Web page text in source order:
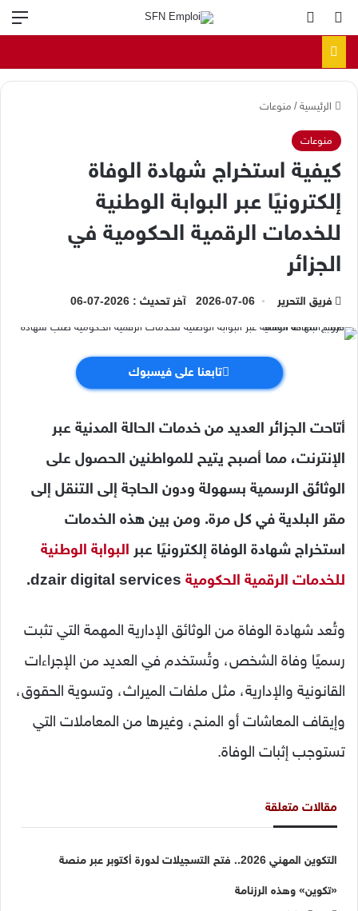
بحث عن
الرئيسية/ منوعات
منوعات
كيفية استخراج شهادة الوفاة
إلكترونيًا عبر البوابة الوطنية
للخدمات الرقمية الحكومية في
الجزائر
فريق التحرير 2026-07-06 آخر تحديث : 2026-07-06
تابعنا على فيسبوك
أتاحت الجزائر العديد من خدمات الحالة المدنية عبر
الإنترنت، مما أصبح يتيح للمواطنين الحصول على
الوثائق الرسمية بسهولة ودون الحاجة إلى التنقل إلى
مقر البلدية في كل مرة. ومن بين هذه الخدمات
استخراج شهادة الوفاة إلكترونيًا عبر البوابة الوطنية
للخدمات الرقمية الحكومية
وتُعد شهادة الوفاة من الوثائق الإدارية المهمة التي تثبت
رسميًا وفاة الشخص، وتُستخدم في العديد من الإجراءات
القانونية والإدارية، مثل ملفات الميراث، وتسوية الحقوق،
وإيقاف المعاشات أو المنح، وغيرها من المعاملات التي
تستوجب إثبات الوفاة.
مقالات متعلقة
التكوين المهني 2026.. فتح التسجيلات لدورة أكتوبر عبر منصة
«تكوين» وهذه الرزنامة